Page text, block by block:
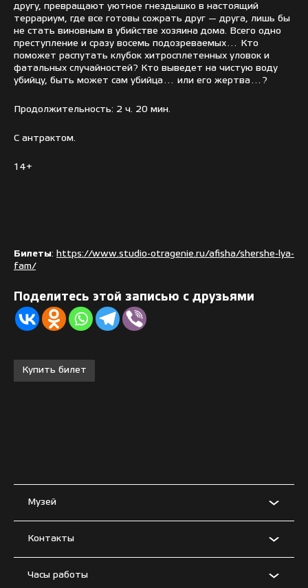
другу, превращают уютное гнездышко в настоящий
террариум, где все готовы сожрать друг — друга, лишь бы
не стать виновным в убийстве хозяина дома. Всего одно
преступление и сразу восемь подозреваемых… Кто
поможет распутать клубок хитросплетенных уловок и
фатальных случайностей? Кто выведет на чистую воду
убийцу, быть может сам убийца… или его жертва…?
Продолжительность: 2 ч. 20 мин.
С антрактом.
14+
Билеты: https://www.studio-otragenie.ru/afisha/shershe-lya-
fam/
Поделитесь этой записью с друзьями
Купить билет
Музей
Контакты
Часы работы